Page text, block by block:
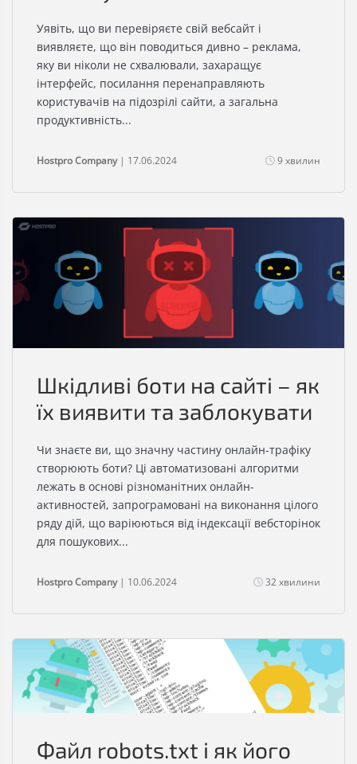
Уявіть, що ви перевіряєте свій вебсайт і
виявляєте, що він поводиться дивно – реклама,
яку ви ніколи не схвалювали, захаращує
інтерфейс, посилання перенаправляють
користувачів на підозрілі сайти, а загальна
продуктивність...
Hostpro Company| 17.06.2024 9 хвилин
Шкідливі боти на сайті – як
їх виявити та заблокувати
Чи знаєте ви, що значну частину онлайн-трафіку
створюють боти? Ці автоматизовані алгоритми
лежать в основі різноманітних онлайн-
активностей, запрограмовані на виконання цілого
ряду дій, що варіюються від індексації вебсторінок
для пошукових...
Hostpro Company| 10.06.2024 32 хвилини
Файл robots.txt і як його